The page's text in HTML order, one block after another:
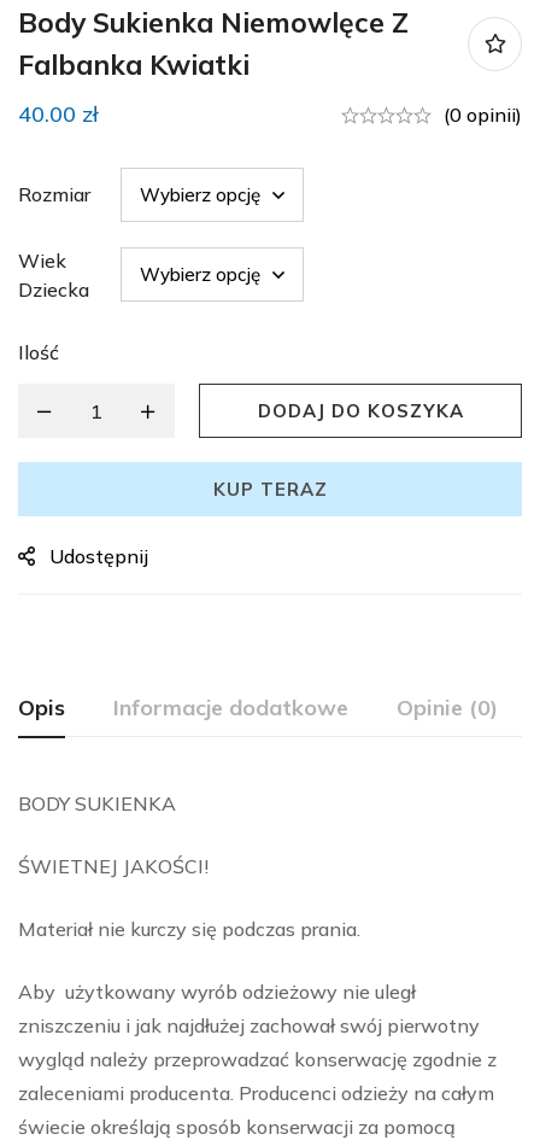
Body Sukienka Niemowlęce Z
Falbanka Kwiatki
40.00 zł (0 opinii)
Rozmiar
Wiek
Dziecka
Ilość
DODAJ DO KOSZYKA
KUP TERAZ
Udostępnij
Opis Informacje dodatkowe Opinie (0)
BODY SUKIENKA
ŚWIETNEJ JAKOŚCI!
Materiał nie kurczy się podczas prania.
Aby użytkowany wyrób odzieżowy nie uległ
zniszczeniu i jak najdłużej zachował swój pierwotny
wygląd należy przeprowadzać konserwację zgodnie z
zaleceniami producenta. Producenci odzieży na całym
świecie określają sposób konserwacji za pomocą